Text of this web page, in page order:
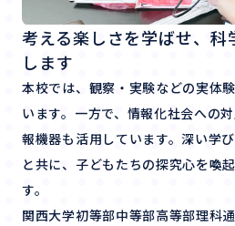
考える楽しさを学ばせ、
します
本校では、観察・実験などの実体
います。一方で、情報化社会への
報機器も活用しています。深い学
と共に、子どもたちの探究心を喚
す。
関西大学初等部中等部高等部理科